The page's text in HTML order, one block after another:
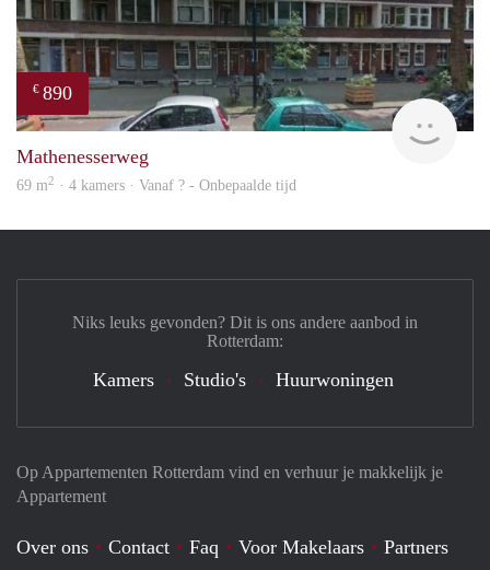
€ 890
Mathenesserweg
69 m2 · 4 kamers · Vanaf ? - Onbepaalde tijd
Op Appartementen Rotterdam vind en verhuur je makkelijk je
Appartement
Over ons Contact Faq Voor Makelaars
Partners
Niks leuks gevonden? Dit is ons andere aanbod in
Rotterdam:
Kamers Studio's Huurwoningen